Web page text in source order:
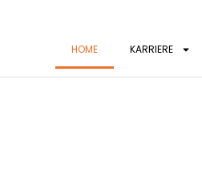
HOME KARRIERE